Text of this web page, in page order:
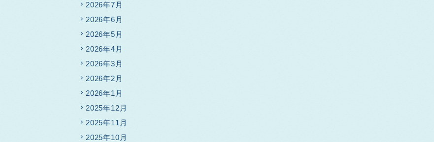
2026年7月
2026年6月
2026年5月
2026年4月
2026年3月
2026年2月
2026年1月
2025年12月
2025年11月
2025年10月